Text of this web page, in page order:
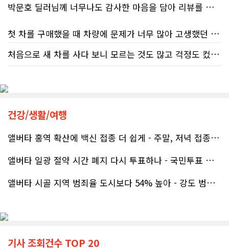
박문호 딜러님께 너무나도 감사한 마음을 담아 리뷰를 남깁니다.
첫 차를 구매했을 때 차량에 문제가 너무 많아 고생했던 경험이 있어서, 이번에는 정말 신중하게 고민하고 꼼꼼하게 알아본 후 차를 구매하고 싶었습니다. 그러던 중 사우스포인트의 박문호 딜러님을 만나면서 그동안의 고민이 모두 해결되었습니다.
처음 차량을 선택하는 과정부터 저에게 맞는 차량을 추천해 주셨고, 그 차량의 장단점과 다양한 기능까지 하나하나 자세하게 설명해 주셔서 큰 도움이 되었습니다. 원래는 새 차를 받기까지 4~5개월 정도 기다려야 한다고 들었는데, 딜러님의 노력 덕분에 한 달 만에 차량을 받을 수 있었습니다.
차량을 인수하는 날에도 시간이 오래 걸렸음에도 불구하고 모든 기능을 하나씩 직접 설명해 주시고, 앞으로 차량을 관리하면서 꼭 확인해야 할 부분과 유용한 팁까지 꼼꼼하게 알려주셨습니다. 차에 대해 잘 모르는 저에게는 정말 큰 도움이 되었습니다.
또한 기존 차량을 개인 거래로 판매해야 했는데, 처음 해보는 일이라 어떻게 진행해야 할지 막막했습니다. 사실 차량 판매와는 직접 관련이 없는 부분임에도 불구하고, 제 질문 하나하나에 친절하게 답해 주시며 마치 본인의 일처럼 적극적으로 도와주셨습니다. 덕분에 개인 거래도 무사히 마칠 수 있었습니다.
그동안 만났던 딜러분들은 차량을 판매하는 데 집중하시는 경우가 많았는데, 박문호 딜러님은 고객의 입장에서 무엇이 가장 좋은 선택인지 먼저 생각해 주셨습니다. 마치 가족을 대하듯 작은 부분까지 세심하게 챙겨 주시는 모습에 큰 감동을 받았습니다.
좋은 차를 구매할 수 있도록 끝까지 최선을 다해 주시고, 늘 친절하고 세심하게 도와주신 박문호 딜러님께 진심으로 감사드립니다. 주변에 차량 구매를 고민하는 분이 있다면 자신 있게 추천드리고 싶은 최고의 딜러님입니다.
처음으로 새 차를 사다 보니 모르는 것도 많고 걱정도 컸는데 박문호 딜러님 덕분에 전 과정이 너무나 편안하고 만족스러웠습니다! 상담하는 내내 꼼꼼하게 설명해 주신 것은 물론, 복잡한 서류 절차와 차량 옵션 체크까지 세심하게 챙겨주셔서 마음이 정말 든든했습니다. 차량 출고 날에도 긴 시간 할애해 가며 기능을 친절하게 하나하나 설명해 주셔서 큰 도움이 되었는데요, 특히 정비사 출신이셔서 그런지 디테일한 부분까지 전문적으로 말씀해 주셔서 신뢰가 팍팍 갔습니다 ?? 다른분 리뷰에도 있지만 마지막에 "진짜 서비스는 이제부터 시작"이라는 진심어린 말씀에는 깊은 감동을 받았습니다. 앞으로 주변에 차 구매하려는 분이 있다면 무조건 박문호 딜러님 강력 추천입니다! 신경 써주셔서 진심으로 감사드리며, 늘 건강하시고 번창하시길 바랍니다 :)
건강/생활/여행
앨버타 홍역 확산에 백신 접종 더 쉽게 - 주말, 저녁 접종 클리닉 열..
앨버타 일광 절약 시간 폐지 다시 투표하나 - 국민투표 기준 낮춰지며 ..
앨버타 시골 지역 범죄율 도시보다 54% 높아 - 강도 범죄는 도시가 ..
기사 조회건수 TOP 20